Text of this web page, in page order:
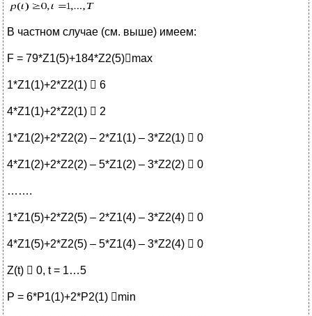
В частном случае (см. выше) имеем:
F = 79*Z1(5)+184*Z2(5)max
1*Z1(1)+2*Z2(1)  6
4*Z1(1)+2*Z2(1)  2
1*Z1(2)+2*Z2(2) – 2*Z1(1) – 3*Z2(1)  0
4*Z1(2)+2*Z2(2) – 5*Z1(2) – 3*Z2(2)  0
…….
1*Z1(5)+2*Z2(5) – 2*Z1(4) – 3*Z2(4)  0
4*Z1(5)+2*Z2(5) – 5*Z1(4) – 3*Z2(4)  0
Z(t)  0, t = 1…5
P = 6*P1(1)+2*P2(1) min